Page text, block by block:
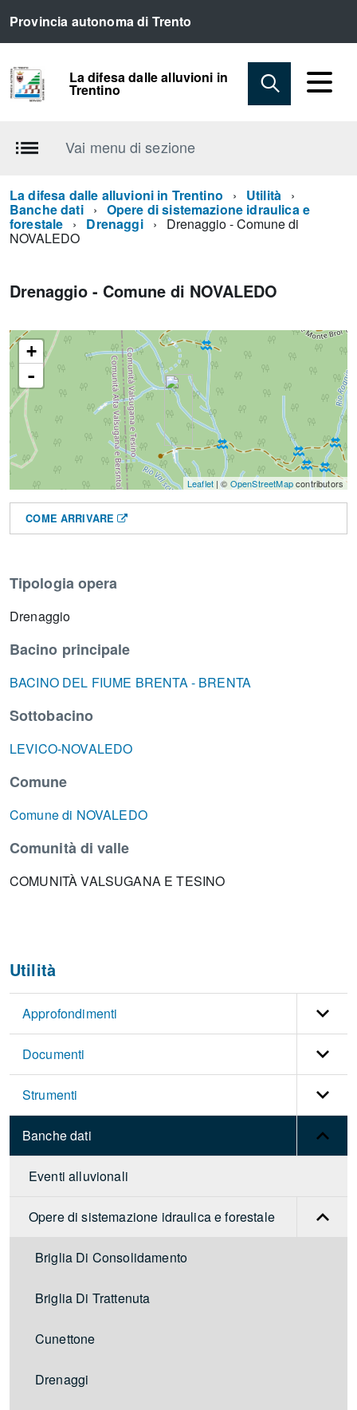
Provincia autonoma di Trento
La difesa dalle alluvioni in
Trentino
Vai menu di sezione
La difesa dalle alluvioni in Trentino Utilità
Banche dati Opere di sistemazione idraulica e
forestale Drenaggi Drenaggio - Comune di
NOVALEDO
Drenaggio - Comune di NOVALEDO
+
-
Leaflet | © OpenStreetMapcontributors
COME ARRIVARE
Tipologia opera
Drenaggio
Bacino principale
BACINO DEL FIUME BRENTA - BRENTA
Sottobacino
LEVICO-NOVALEDO
Comune
Comune di NOVALEDO
Comunità di valle
COMUNITÀ VALSUGANA E TESINO
Utilità
Approfondimenti
Documenti
Strumenti
Banche dati
Eventi alluvionali
Opere di sistemazione idraulica e forestale
Briglia Di Consolidamento
Briglia Di Trattenuta
Cunettone
Drenaggi